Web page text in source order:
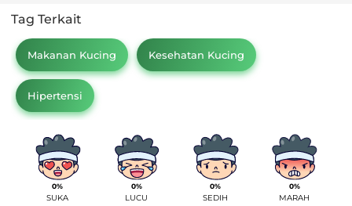
Tag Terkait
Makanan Kucing Kesehatan Kucing
Hipertensi
0%
SUKA
0%
LUCU
0%
SEDIH
0%
MARAH